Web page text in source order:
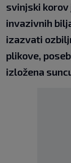
svinjski korov
invazivnih
izazvati
plikove,
izložena